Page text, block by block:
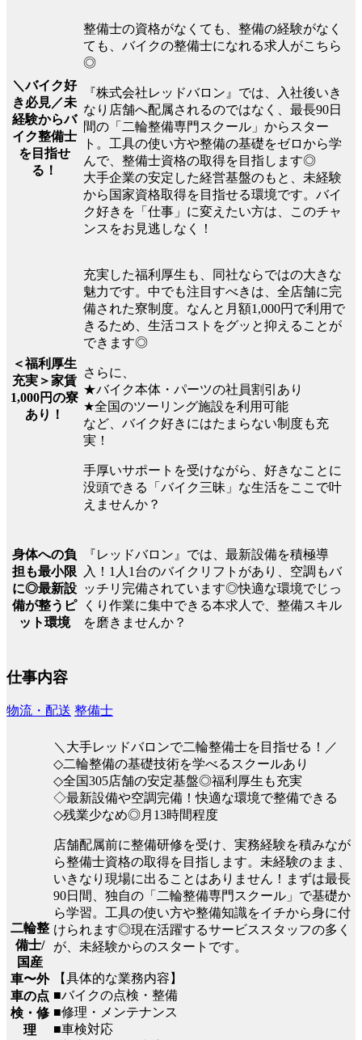
＼バイク好
き必見／未
経験からバ
イク整備士
を目指せ
る！
整備士の資格がなくても、整備の経験がなく
ても、バイクの整備士になれる求人がこちら
◎
『株式会社レッドバロン』では、入社後いき
なり店舗へ配属されるのではなく、最長90日
間の「二輪整備専門スクール」からスター
ト。工具の使い方や整備の基礎をゼロから学
んで、整備士資格の取得を目指します◎
大手企業の安定した経営基盤のもと、未経験
から国家資格取得を目指せる環境です。バイ
ク好きを「仕事」に変えたい方は、このチャ
ンスをお見逃しなく！
＜福利厚生
充実＞家賃
1,000円の寮
あり！
充実した福利厚生も、同社ならではの大きな
魅力です。中でも注目すべきは、全店舗に完
備された寮制度。なんと月額1,000円で利用で
きるため、生活コストをグッと抑えることが
できます◎
さらに、
★バイク本体・パーツの社員割引あり
★全国のツーリング施設を利用可能
など、バイク好きにはたまらない制度も充
実！
手厚いサポートを受けながら、好きなことに
没頭できる「バイク三昧」な生活をここで叶
えませんか？
身体への負
担も最小限
に◎最新設
備が整うピ
ット環境
『レッドバロン』では、最新設備を積極導
入！1人1台のバイクリフトがあり、空調もバ
ッチリ完備されています◎快適な環境でじっ
くり作業に集中できる本求人で、整備スキル
を磨きませんか？
仕事内容
物流・配送 整備士
二輪整
備士/
国産
車〜外
車の点
検・修
理
＼大手レッドバロンで二輪整備士を目指せる！／
◇二輪整備の基礎技術を学べるスクールあり
◇全国305店舗の安定基盤◎福利厚生も充実
◇最新設備や空調完備！快適な環境で整備できる
◇残業少なめ◎月13時間程度
店舗配属前に整備研修を受け、実務経験を積みなが
ら整備士資格の取得を目指します。未経験のまま、
いきなり現場に出ることはありません！まずは最長
90日間、独自の「二輪整備専門スクール」で基礎か
ら学習。工具の使い方や整備知識をイチから身に付
けられます◎現在活躍するサービススタッフの多く
が、未経験からのスタートです。
【具体的な業務内容】
■バイクの点検・整備
■修理・メンテナンス
■車検対応